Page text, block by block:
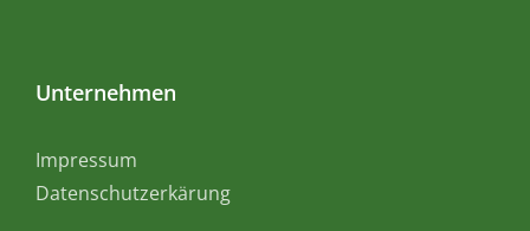
Unternehmen
Impressum
Datenschutzerkärung